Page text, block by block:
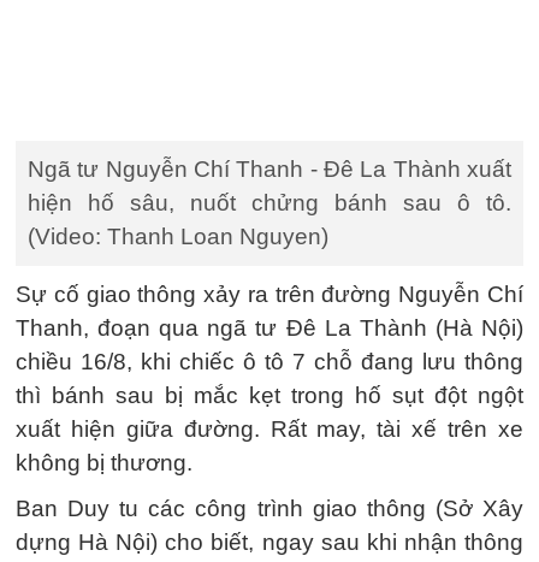
Ngã tư Nguyễn Chí Thanh - Đê La Thành xuất
hiện hố sâu, nuốt chửng bánh sau ô tô.
(Video: Thanh Loan Nguyen)
Sự cố giao thông xảy ra trên đường Nguyễn Chí
Thanh, đoạn qua ngã tư Đê La Thành (Hà Nội)
chiều 16/8, khi chiếc ô tô 7 chỗ đang lưu thông
thì bánh sau bị mắc kẹt trong hố sụt đột ngột
xuất hiện giữa đường. Rất may, tài xế trên xe
không bị thương.
Ban Duy tu các công trình giao thông (Sở Xây
dựng Hà Nội) cho biết, ngay sau khi nhận thông